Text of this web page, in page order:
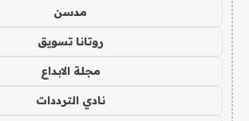
مدسن
روتانا تسويق
مجلة الابداع
نادي الترددات